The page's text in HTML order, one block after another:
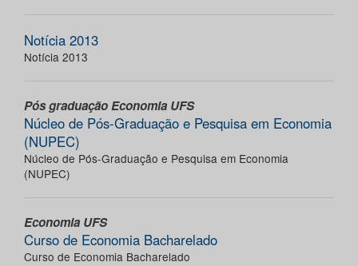
Notícia 2013
Notícia 2013
Pós graduação Economia UFS
Núcleo de Pós-Graduação e Pesquisa em Economia
(NUPEC)
Núcleo de Pós-Graduação e Pesquisa em Economia
(NUPEC)
Economia UFS
Curso de Economia Bacharelado
Curso de Economia Bacharelado